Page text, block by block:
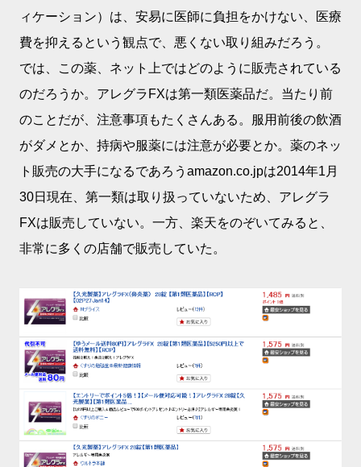
ィケーション）は、安易に医師に負担をかけない、医療
費を抑えるという観点で、悪くない取り組みだろう。
では、この薬、ネット上ではどのように販売されている
のだろうか。アレグラFXは第一類医薬品だ。当たり前
のことだが、注意事項もたくさんある。服用前後の飲酒
がダメとか、持病や服薬には注意が必要とか。薬のネッ
ト販売の大手になるであろうamazon.co.jpは2014年1月
30日現在、第一類は取り扱っていないため、アレグラ
FXは販売していない。一方、楽天をのぞいてみると、
非常に多くの店舗で販売していた。